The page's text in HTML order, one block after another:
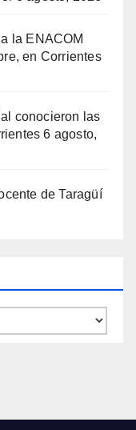
la ENACOM
en Corrientes
conocieron las
6 agosto,
de Taragüí